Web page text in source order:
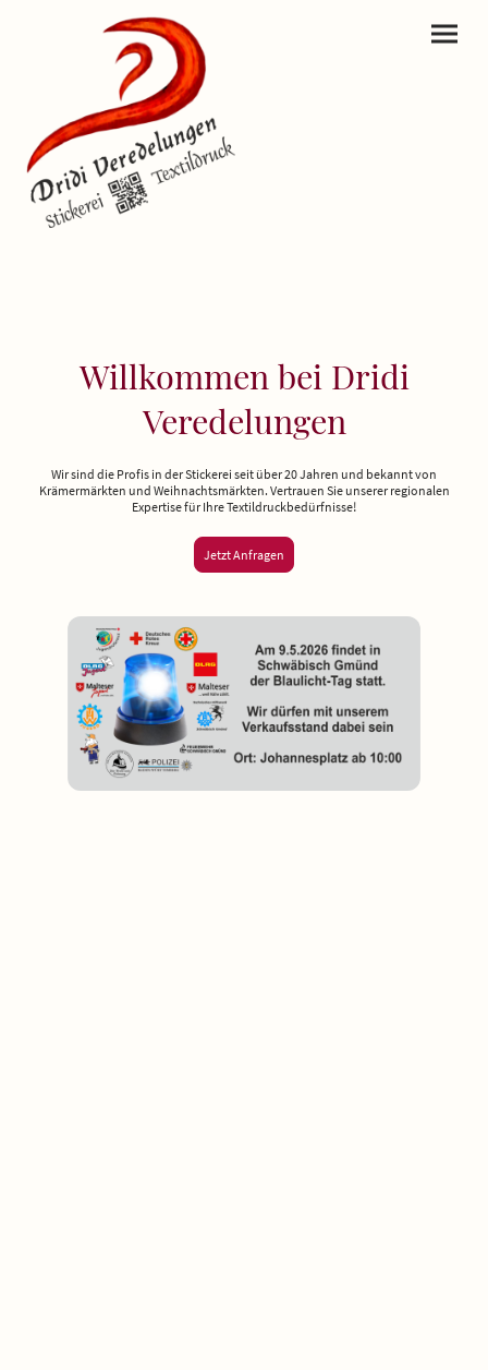
Willkommen bei Dridi
Veredelungen
Wir sind die Profis in der Stickerei seit über 20 Jahren und bekannt von
Krämermärkten und Weihnachtsmärkten. Vertrauen Sie unserer regionalen
Expertise für Ihre Textildruckbedürfnisse!
Jetzt Anfragen